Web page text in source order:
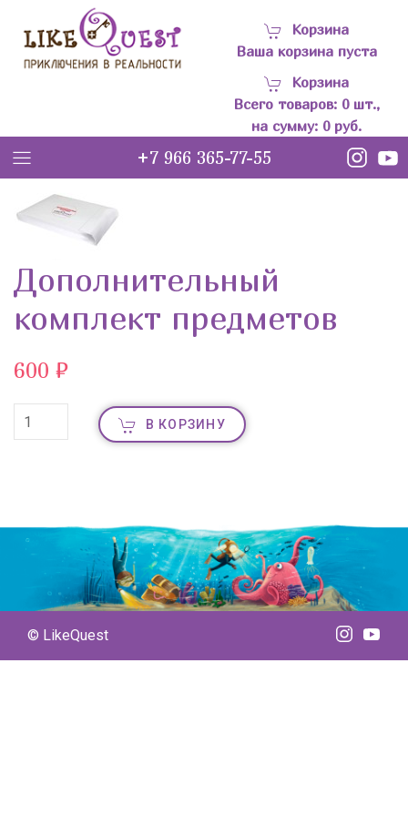
Корзина
Ваша корзина пуста
Корзина
Всего товаров: 0шт.,
на сумму: 0руб.
LQ
+7 966 365-77-55
Дополнительный
комплект предметов
600 ₽
В КОРЗИНУ
© LikeQuest